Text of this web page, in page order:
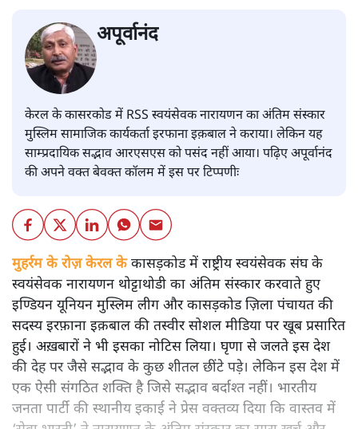
आरएसएस स्वयंसेवक का अंतिम संस्कार कराती हुई इरफाना इक़बाल।
संघ-बीजेपी को यह पसंद नहीं आया।
अपूर्वानंद
केरल के कासरकोड में RSS स्वयंसेवक नारायणन का अंतिम संस्कार
मुस्लिम सामाजिक कार्यकर्ता इरफाना इक़बाल ने कराया। लेकिन यह
साम्प्रदायिक सद्भाव आरएसएस को पसंद नहीं आया। पढ़िए अपूर्वानंद
की अपने वक्त बेवक्त कॉलम में इस पर टिप्पणीः